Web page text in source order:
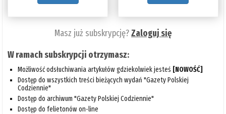
Masz już subskrypcję?Zaloguj się
W ramach subskrypcji otrzymasz:
Możliwość odsłuchiwania artykułów gdziekolwiek jesteś [NOWOŚĆ]
Dostęp do wszystkich treści bieżących wydań "Gazety Polskiej
Codziennie"
Dostęp do archiwum "Gazety Polskiej Codziennie"
Dostęp do felietonów on-line